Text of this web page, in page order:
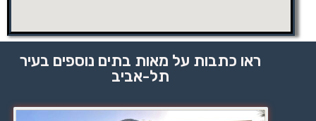
ראו כתבות על מאות בתים נוספים בעיר
תל-אביב